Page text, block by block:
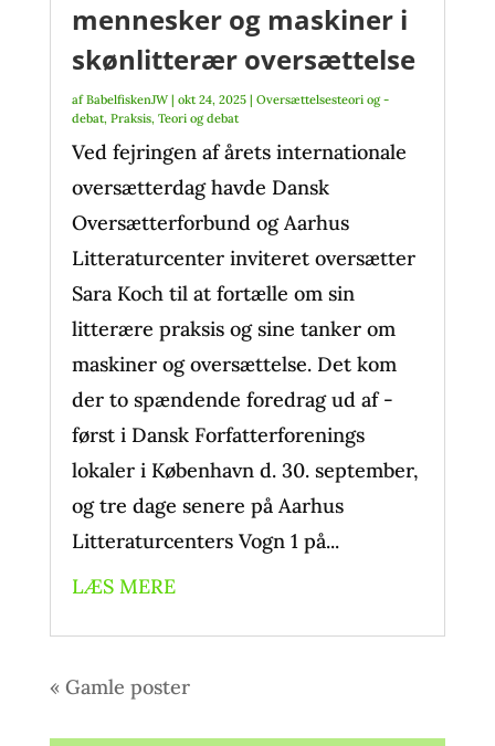
mennesker og maskiner i
skønlitterær oversættelse
afBabelfiskenJW| okt 24, 2025| Oversættelsesteori og -
debat, Praksis, Teori og debat
Ved fejringen af årets internationale
oversætterdag havde Dansk
Oversætterforbund og Aarhus
Litteraturcenter inviteret oversætter
Sara Koch til at fortælle om sin
litterære praksis og sine tanker om
maskiner og oversættelse. Det kom
der to spændende foredrag ud af -
først i Dansk Forfatterforenings
lokaler i København d. 30. september,
og tre dage senere på Aarhus
Litteraturcenters Vogn 1 på...
LÆS MERE
« Gamle poster